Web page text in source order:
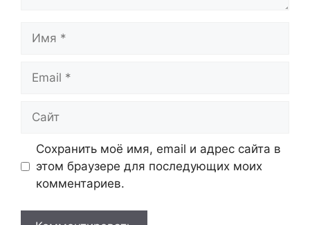
Имя
Email
Сайт
Сохранить моё имя, email и адрес сайта в
этом браузере для последующих моих
комментариев.